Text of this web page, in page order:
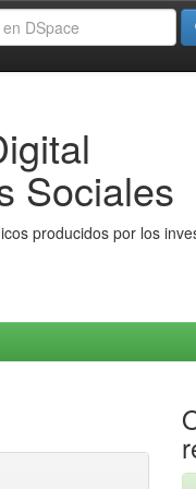
Sociales
producidos por los